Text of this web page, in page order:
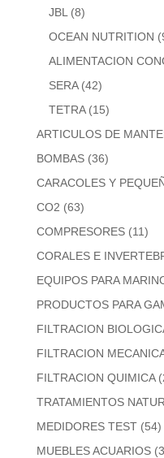
JBL (8)
OCEAN NUTRITION
ALIMENTACION
SERA (42)
TETRA (15)
ARTICULOS DE
BOMBAS (36)
CARACOLES Y
CO2 (63)
COMPRESORES (11)
CORALES E
EQUIPOS PARA
PRODUCTOS PARA
FILTRACION
FILTRACION
FILTRACION QUIMICA
TRATAMIENTOS
MEDIDORES TEST (54)
MUEBLES ACUARIOS